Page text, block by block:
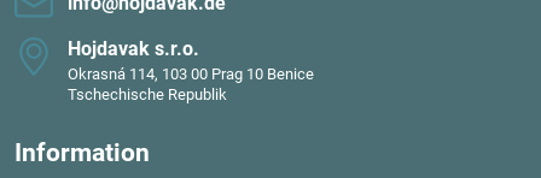
Hojdavak s​.r​.o​.
Okrasná 114, 103 00 Prag 10 Benice
Tschechische Republik
Information